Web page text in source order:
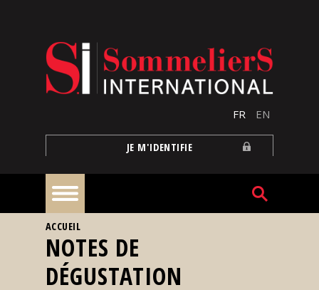
FR EN
JE M'IDENTIFIE
À
la
une
VOUS ÊTES ICI
ACCUEIL
NOTES DE
DÉGUSTATION